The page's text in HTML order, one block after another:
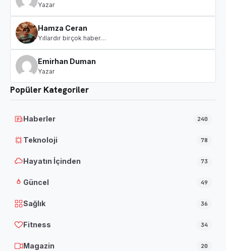
Yazar
Hamza Ceran
Yıllardır birçok haber…
Emirhan Duman
Yazar
Popüler Kategoriler
Haberler 240
Teknoloji 78
Hayatın İçinden 73
Güncel 49
Sağlık 36
Fitness 34
Magazin 20